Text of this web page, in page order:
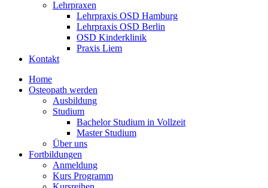
Lehrpraxen
Lehrpraxis OSD Hamburg
Lehrpraxis OSD Berlin
OSD Kinderklinik
Praxis Liem
Kontakt
Home
Osteopath werden
Ausbildung
Studium
Bachelor Studium in Vollzeit
Master Studium
Über uns
Fortbildungen
Anmeldung
Kurs Programm